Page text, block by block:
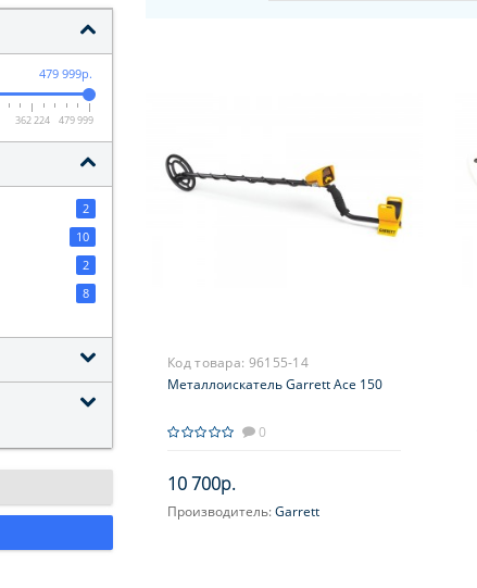
479 999р.
362 224 479 999
2
10
2
8
2
12
Код товара: 96155-14
Металлоискатель Garrett Ace 150
0
10 700р.
Производитель:Garrett